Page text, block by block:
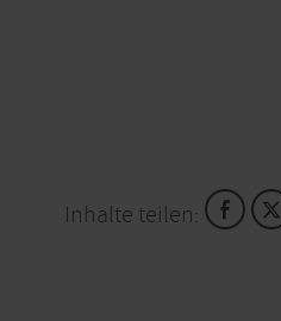
Inhalte teilen: